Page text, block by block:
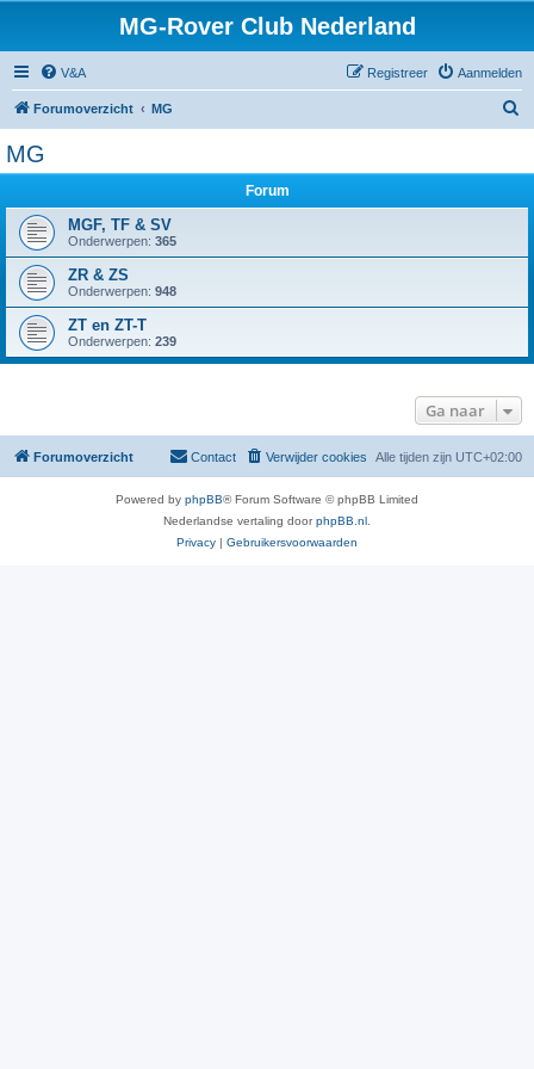
MG-Rover Club Nederland
V&A Aanmelden
Registreer
Forumoverzicht MG
MG
Forum
MGF, TF & SV
Onderwerpen: 365
ZR & ZS
Onderwerpen: 948
ZT en ZT-T
Onderwerpen: 239
Ga naar
Forumoverzicht Alle tijden zijn UTC+02:00
Verwijder cookies
Contact
Powered by phpBB® Forum Software © phpBB Limited
Nederlandse vertaling doorphpBB.nl
Privacy | Gebruikersvoorwaarden